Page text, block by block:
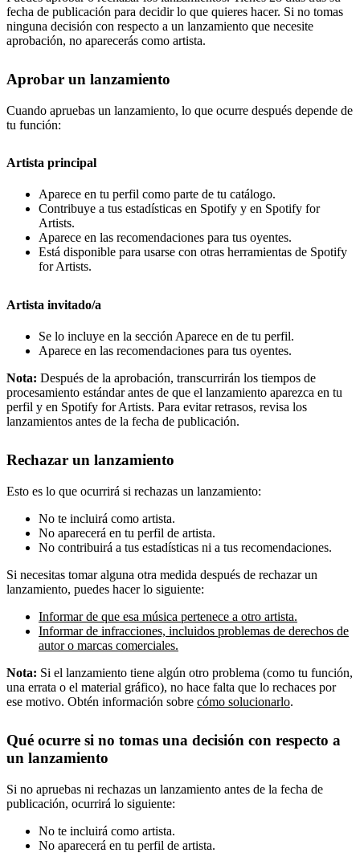
fecha de publicación para decidir lo que quieres hacer. Si no tomas
ninguna decisión con respecto a un lanzamiento que necesite
aprobación, no aparecerás como artista.
Aprobar un lanzamiento
Cuando apruebas un lanzamiento, lo que ocurre después depende de
tu función:
Artista principal
Aparece en tu perfil como parte de tu catálogo.
Contribuye a tus estadísticas en Spotify y en Spotify for
Artists.
Aparece en las recomendaciones para tus oyentes.
Está disponible para usarse con otras herramientas de Spotify
for Artists.
Artista invitado/a
Se lo incluye en la sección Aparece en de tu perfil.
Aparece en las recomendaciones para tus oyentes.
Nota: Después de la aprobación, transcurrirán los tiempos de
procesamiento estándar antes de que el lanzamiento aparezca en tu
perfil y en Spotify for Artists. Para evitar retrasos, revisa los
lanzamientos antes de la fecha de publicación.
Rechazar un lanzamiento
Esto es lo que ocurrirá si rechazas un lanzamiento:
No te incluirá como artista.
No aparecerá en tu perfil de artista.
No contribuirá a tus estadísticas ni a tus recomendaciones.
Si necesitas tomar alguna otra medida después de rechazar un
lanzamiento, puedes hacer lo siguiente:
Informar de que esa música pertenece a otro artista.
Informar de infracciones, incluidos problemas de derechos de
autor o marcas comerciales.
Nota: Si el lanzamiento tiene algún otro problema (como tu función,
una errata o el material gráfico), no hace falta que lo rechaces por
ese motivo. Obtén información sobre cómo solucionarlo.
Qué ocurre si no tomas una decisión con respecto a
un lanzamiento
Si no apruebas ni rechazas un lanzamiento antes de la fecha de
publicación, ocurrirá lo siguiente:
No te incluirá como artista.
No aparecerá en tu perfil de artista.